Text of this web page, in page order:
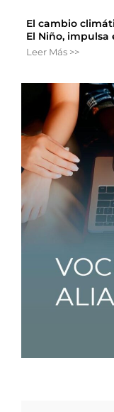
El cambio
El Niño,
Leer Más >>